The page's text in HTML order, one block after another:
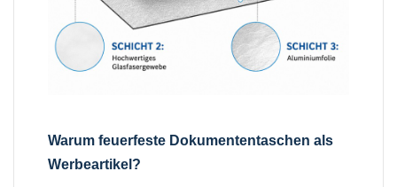
Warum feuerfeste Dokumententaschen als
Werbeartikel?